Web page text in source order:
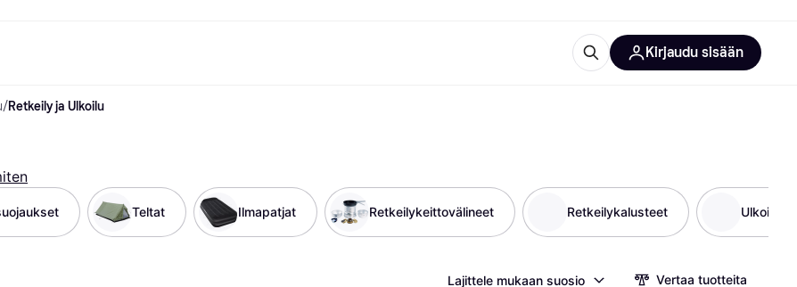
30 päivän
3 erässä
Säästötili
Talletustili
Shoppaile ja vertaa hintoja
Lelut
Koti ja Sisustus
Ääni ja Kuva
Urheilu ja Ulkoilu
Moottorikuljetukset
Puutarha ja Patio
Keittiökoneet
Kodinkoneet
Kaikki kategoriat
Kirjaudu sisään
/Retkeily ja Ulkoilu
Teltat Ilmapatjat Retkeilykeittovälineet Retkeilykalusteet
Lajittele mukaan suosio Vertaa tuotteita